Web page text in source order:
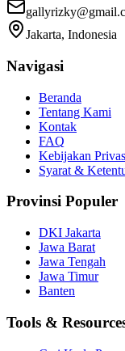
Jakarta, Indonesia
Navigasi
Beranda
Tentang Kami
Kontak
FAQ
Kebijakan
Syarat &
Provinsi Populer
DKI Jakarta
Jawa Barat
Jawa Tengah
Jawa Timur
Banten
Tools &